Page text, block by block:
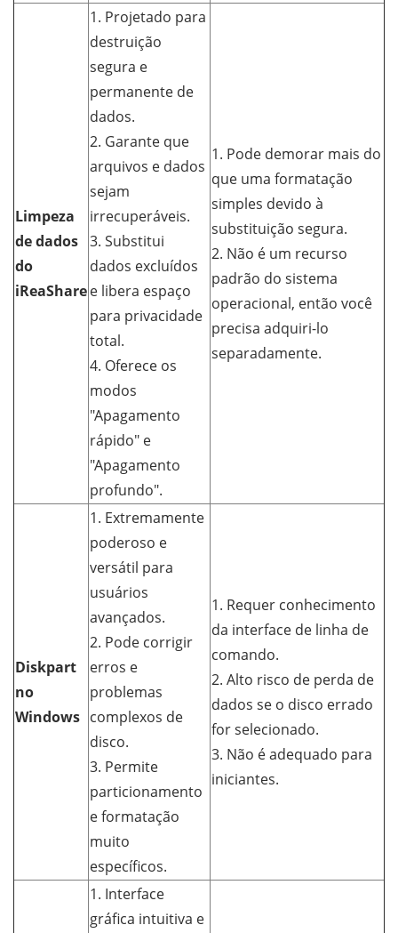
Limpeza
de dados
do
iReaShare
1. Projetado para
destruição
segura e
permanente de
dados.
2. Garante que
arquivos e dados
sejam
irrecuperáveis.
3. Substitui
dados excluídos
e libera espaço
para privacidade
total.
4. Oferece os
modos
"Apagamento
rápido" e
"Apagamento
profundo".
1. Pode demorar mais do
que uma formatação
simples devido à
substituição segura.
2. Não é um recurso
padrão do sistema
operacional, então você
precisa adquiri-lo
separadamente.
Diskpart
no
Windows
1. Extremamente
poderoso e
versátil para
usuários
avançados.
2. Pode corrigir
erros e
problemas
complexos de
disco.
3. Permite
particionamento
e formatação
muito
específicos.
1. Requer conhecimento
da interface de linha de
comando.
2. Alto risco de perda de
dados se o disco errado
for selecionado.
3. Não é adequado para
iniciantes.
1. Interface
gráfica intuitiva e